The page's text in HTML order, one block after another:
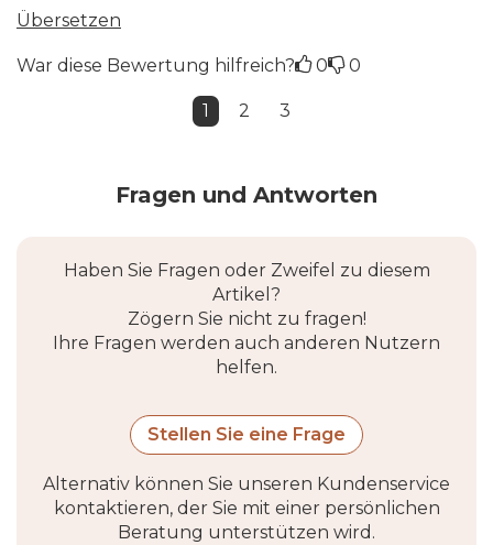
Übersetzen
War diese Bewertung hilfreich? 0 0
1 2 3
Fragen und Antworten
Haben Sie Fragen oder Zweifel zu diesem
Artikel?
Zögern Sie nicht zu fragen!
Ihre Fragen werden auch anderen Nutzern
helfen.
Stellen Sie eine Frage
Alternativ können Sie unseren Kundenservice
kontaktieren, der Sie mit einer persönlichen
Beratung unterstützen wird.